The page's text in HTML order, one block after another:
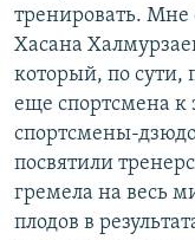
тренировать. Мне
Хасана
который, по сути,
еще спортсмена к
спортсмены-
посвятили
гремела на весь
плодов в